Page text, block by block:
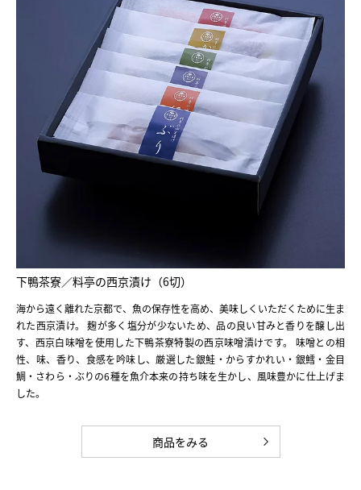
下鴨茶寮／料亭の西京漬け（6切）
海から遠く離れた京都で、魚の保存性を高め、美味しくいただくために生ま
れた西京漬け。 麹が多く塩分が少ないため、品の良い甘みと香りを醸し出
す、西京白味噌を使用した下鴨茶寮特製の西京味噌漬けです。 味噌との相
性、味、香り、食感を吟味し、厳選した銀鮭・からすかれい・銀鱈・金目
鯛・さわら・ぶりの6種を魚介本来の持ち味を生かし、風味豊かに仕上げま
した。
商品をみる